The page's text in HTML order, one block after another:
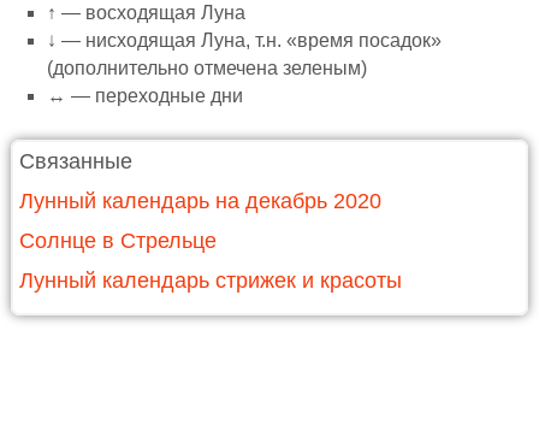
↑ — восходящая Луна
↓ — нисходящая Луна, т.н. «время посадок»
(дополнительно отмечена зеленым)
↔ — переходные дни
Связанные
Лунный календарь на декабрь 2020
Солнце в Стрельце
Лунный календарь стрижек и красоты